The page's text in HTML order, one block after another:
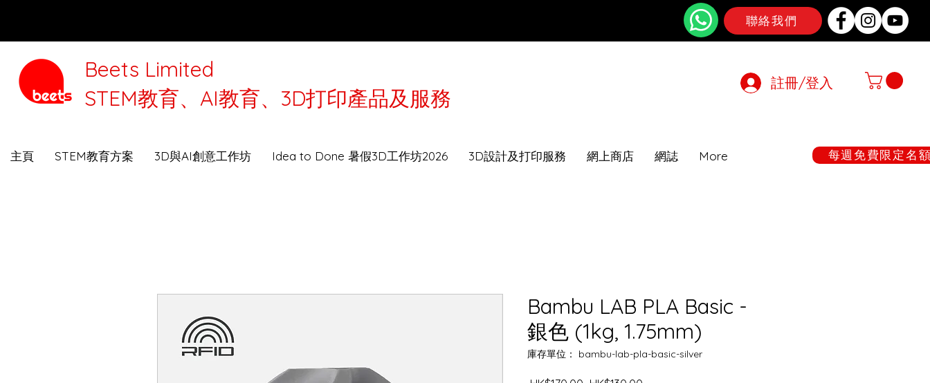
聯絡我們
Beets Limited
STEM教育、AI教育、3D打印產品及服務
註冊/登入
主頁 STEM教育方案 3D與AI創意工作坊 Idea to Done 暑假3D工作坊2026 3D設計及打印服務 網上商店 網誌 More 每週免費限定名
Bambu LAB PLA Basic -
銀色 (1kg, 1.75mm)
庫存單位： bambu-lab-pla-basic-silver